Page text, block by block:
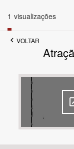
Até
Povo Indígena
Bioma / Bacia
1 visualizações
VOLTAR